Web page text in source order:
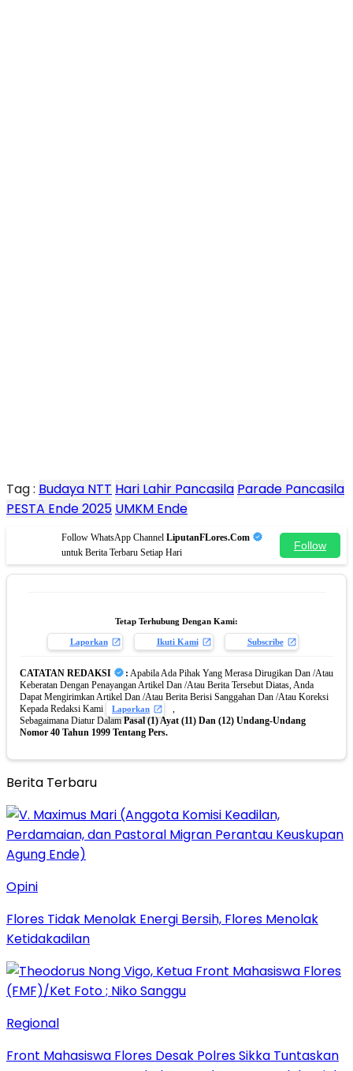
Tag : Budaya NTT Hari Lahir Pancasila Parade Pancasila
PESTA Ende 2025 UMKM Ende
Follow WhatsApp Channel LiputanFLores.Com
untuk Berita Terbaru Setiap Hari
Follow
Tetap Terhubung Dengan Kami:
Laporkan Ikuti Kami Subscribe
CATATAN REDAKSI : Apabila Ada Pihak Yang Merasa Dirugikan Dan /Atau
Keberatan Dengan Penayangan Artikel Dan /Atau Berita Tersebut Diatas, Anda
Dapat Mengirimkan Artikel Dan /Atau Berita Berisi Sanggahan Dan /Atau Koreksi
Kepada Redaksi Kami
Laporkan
,
Sebagaimana Diatur DalamPasal (1) Ayat (11) Dan (12) Undang-Undang
Nomor 40 Tahun 1999 Tentang Pers.
Berita Terbaru
Opini
Flores Tidak Menolak Energi Bersih, Flores Menolak
Ketidakadilan
Regional
Front Mahasiswa Flores Desak Polres Sikka Tuntaskan